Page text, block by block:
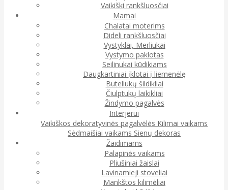
Vaikiški rankšluosčiai
Mamai
Chalatai moterims
Dideli rankšluosčiai
Vystyklai, Merliukai
Vystymo paklotas
Seilinukai kūdikiams
Daugkartiniai įklotai į liemenėlę
Buteliukų šildikliai
Čiulptukų laikikliai
Žindymo pagalvės
Interjerui
Vaikiškos dekoratyvinės pagalvėlės Kilimai vaikams
Sėdmaišiai vaikams Sienų dekoras
Žaidimams
Palapinės vaikams
Pliušiniai žaislai
Lavinamieji stoveliai
Mankštos kilimėliai